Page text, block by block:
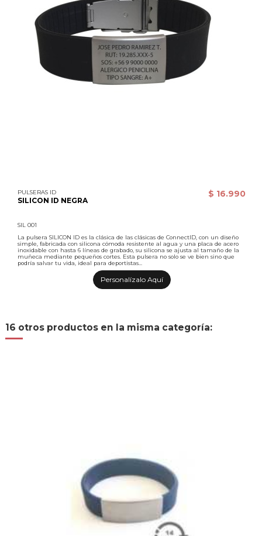
PULSERAS ID
SILICON ID NEGRA
SIL 001
$ 16.990
La pulsera SILICON ID es la clásica de las clásicas de ConnectID, con un diseño
simple, fabricada con silicona cómoda resistente al agua y una placa de acero
inoxidable con hasta 6 líneas de grabado, su silicona se ajusta al tamaño de la
muñeca mediante pequeños cortes. Esta pulsera no solo se ve bien sino que
podría salvar tu vida, ideal para deportistas...
Personalízalo Aquí
16 otros productos en la misma categoría: